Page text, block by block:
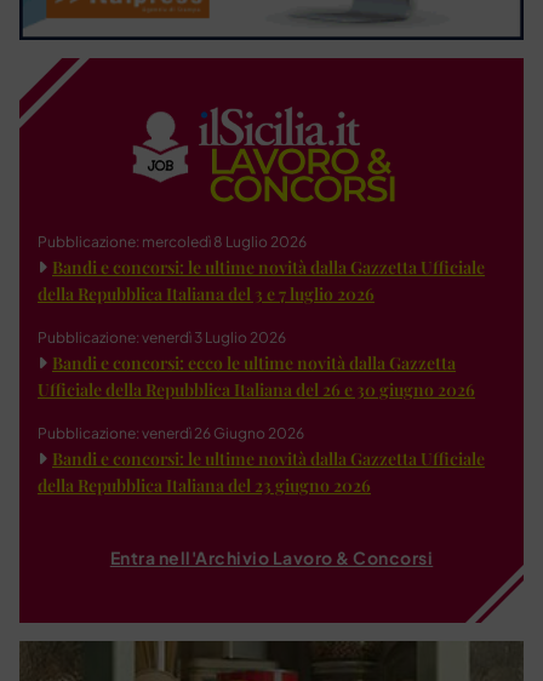
Pubblicazione: mercoledì 8 Luglio 2026
Bandi e concorsi: le ultime novità dalla Gazzetta Ufficiale
della Repubblica Italiana del 3 e 7 luglio 2026
Pubblicazione: venerdì 3 Luglio 2026
Bandi e concorsi: ecco le ultime novità dalla Gazzetta
Ufficiale della Repubblica Italiana del 26 e 30 giugno 2026
Pubblicazione: venerdì 26 Giugno 2026
Bandi e concorsi: le ultime novità dalla Gazzetta Ufficiale
della Repubblica Italiana del 23 giugno 2026
Entra nell'Archivio Lavoro & Concorsi